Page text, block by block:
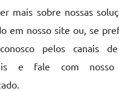
mais sobre nossas
em nosso site ou, se
pelos canais de
e fale com nosso